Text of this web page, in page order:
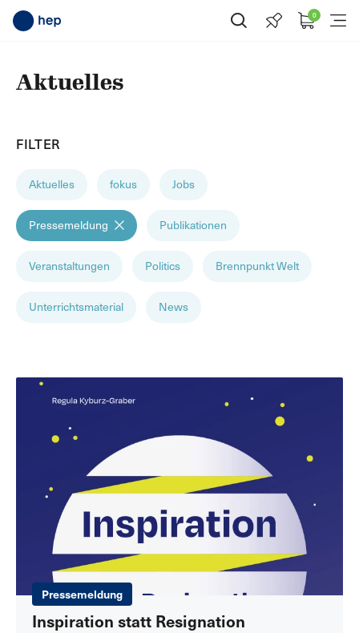
Suche öffnen 0
Aktuelles
FILTER
Aktuelles fokus Jobs
Pressemeldung Publikationen
Veranstaltungen Politics Brennpunkt Welt
Unterrichtsmaterial News
Pressemeldung
Inspiration statt Resignation